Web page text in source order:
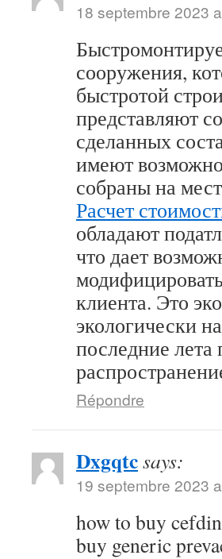
18 septembre 2023
сооружения,
быстротой
представляют
сделанных
имеют
собраны на
Расчет
обладают
что дает
клиента. Это
экологически
последние
Répondre
Dxgqtcsays:
19 septembre 2023
how to buy
buy generic